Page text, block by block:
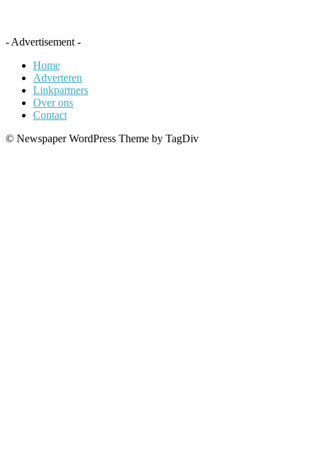
- Advertisement -
Home
Adverteren
Linkpartners
Over ons
Contact
© Newspaper WordPress Theme by TagDiv